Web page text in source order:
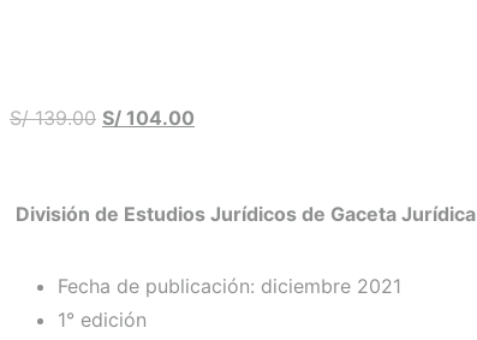
S/139.00 S/ 104.00
División de Estudios Jurídicos de Gaceta Jurídica
Fecha de publicación: diciembre 2021
1° edición